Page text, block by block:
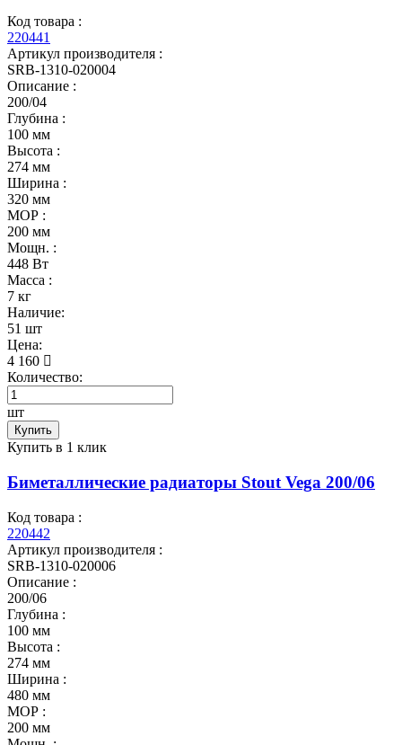
Код товара :
220441
Артикул производителя :
SRB-1310-020004
Описание :
200/04
Глубина :
100 мм
Высота :
274 мм
Ширина :
320 мм
МОР :
200 мм
Мощн. :
448 Вт
Масса :
7 кг
Наличие:
51 шт
Цена:
4 160
Количество:
шт
Купить
Купить в 1 клик
Биметаллические радиаторы Stout Vega 200/06
Код товара :
220442
Артикул производителя :
SRB-1310-020006
Описание :
200/06
Глубина :
100 мм
Высота :
274 мм
Ширина :
480 мм
МОР :
200 мм